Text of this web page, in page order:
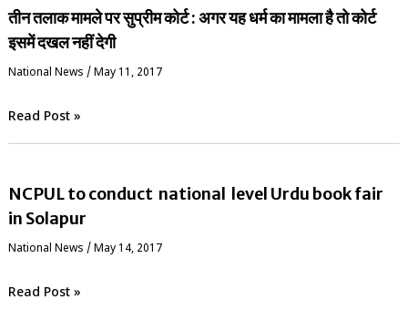
तीन तलाक मामले पर सुप्रीम कोर्ट : अगर यह धर्म का मामला है तो कोर्ट
इसमें दखल नहीं देगी
National News / May 11, 2017
Read Post »
NCPUL to conduct national level Urdu book fair
in Solapur
National News / May 14, 2017
Read Post »